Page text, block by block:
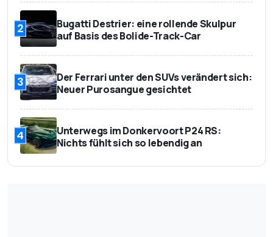
2
Bugatti Destrier: eine rollende Skulpur
auf Basis des Bolide-Track-Car
3
Der Ferrari unter den SUVs verändert sich:
Neuer Purosangue gesichtet
4
Unterwegs im Donkervoort P24 RS:
Nichts fühlt sich so lebendig an